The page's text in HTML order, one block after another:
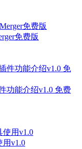
免费版
功能介绍v1.0 免费
用v1.0